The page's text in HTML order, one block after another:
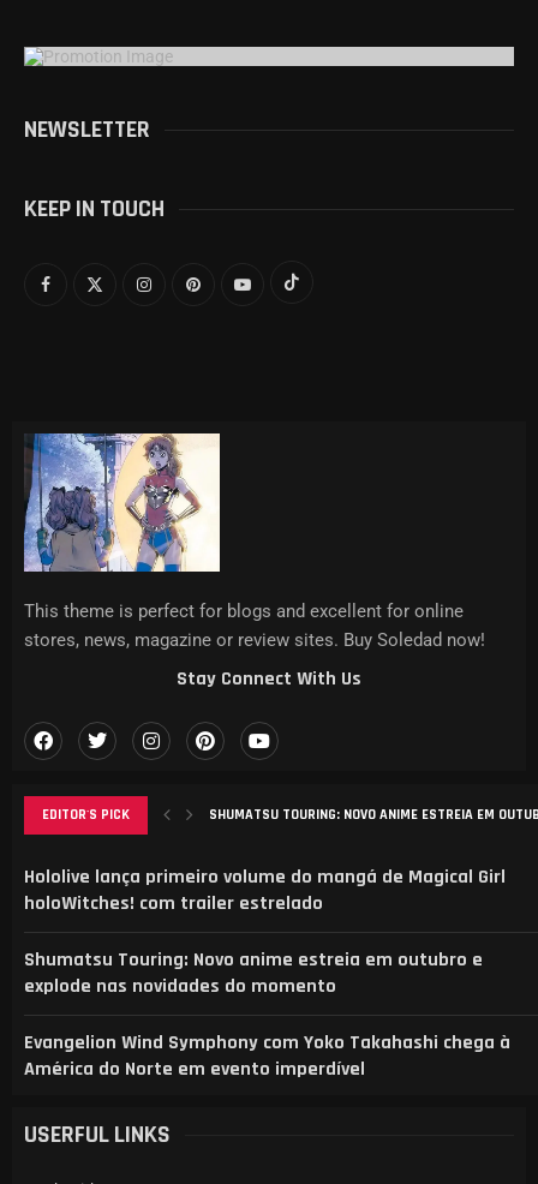
NEWSLETTER
KEEP IN TOUCH
EDITOR'S PICK EVANGELION WIND SYMPHONY COM YOKO TAKAHASHI
Hololive lança primeiro volume do mangá de Magical Girl
holoWitches! com trailer estrelado
Shumatsu Touring: Novo anime estreia em outubro e
explode nas novidades do momento
Evangelion Wind Symphony com Yoko Takahashi chega à
América do Norte em evento imperdível
This theme is perfect for blogs and excellent for online
stores, news, magazine or review sites. Buy Soledad now!
Stay Connect With Us
USERFUL LINKS